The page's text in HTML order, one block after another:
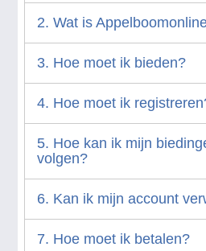
2. Wat is
3. Hoe moet ik bieden?
4. Hoe moet ik
5. Hoe kan ik mijn
volgen?
6. Kan ik mijn account
7. Hoe moet ik betalen?